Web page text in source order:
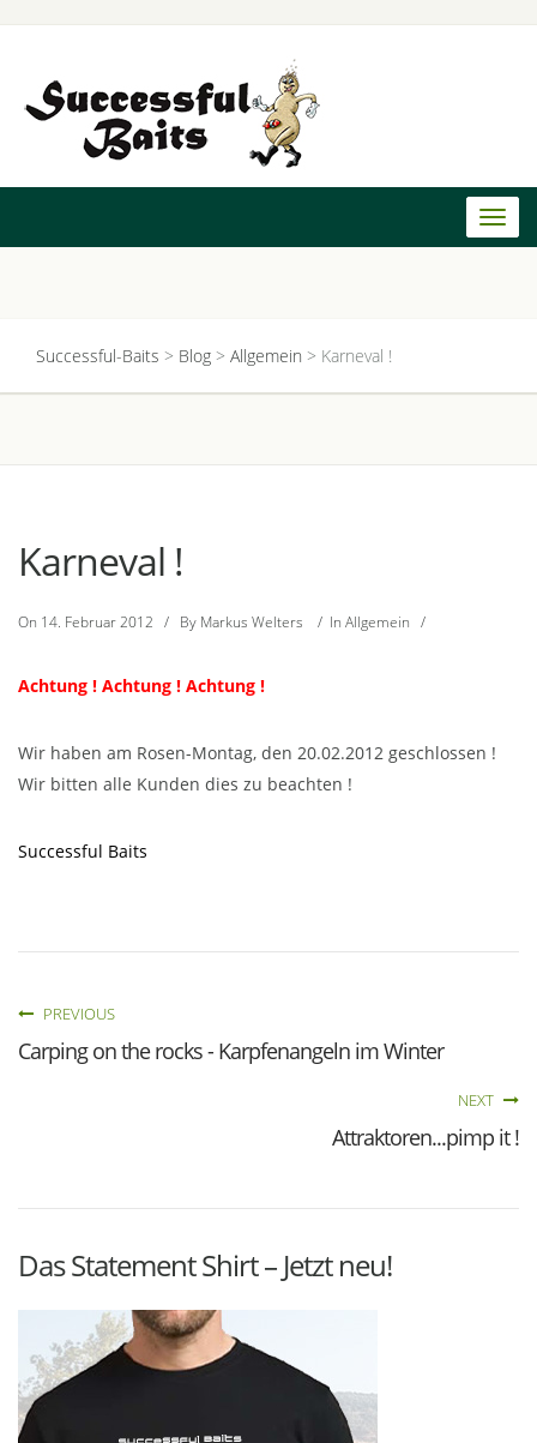
Successful-Baits > Blog > Allgemein > Karneval !
Karneval !
On 14. Februar 2012 / By Markus Welters / In Allgemein /
Achtung ! Achtung ! Achtung !
Wir haben am Rosen-Montag, den 20.02.2012 geschlossen !
Wir bitten alle Kunden dies zu beachten !
Successful Baits
PREVIOUS
Carping on the rocks - Karpfenangeln im Winter
NEXT
Attraktoren...pimp it !
Das Statement Shirt – Jetzt neu!